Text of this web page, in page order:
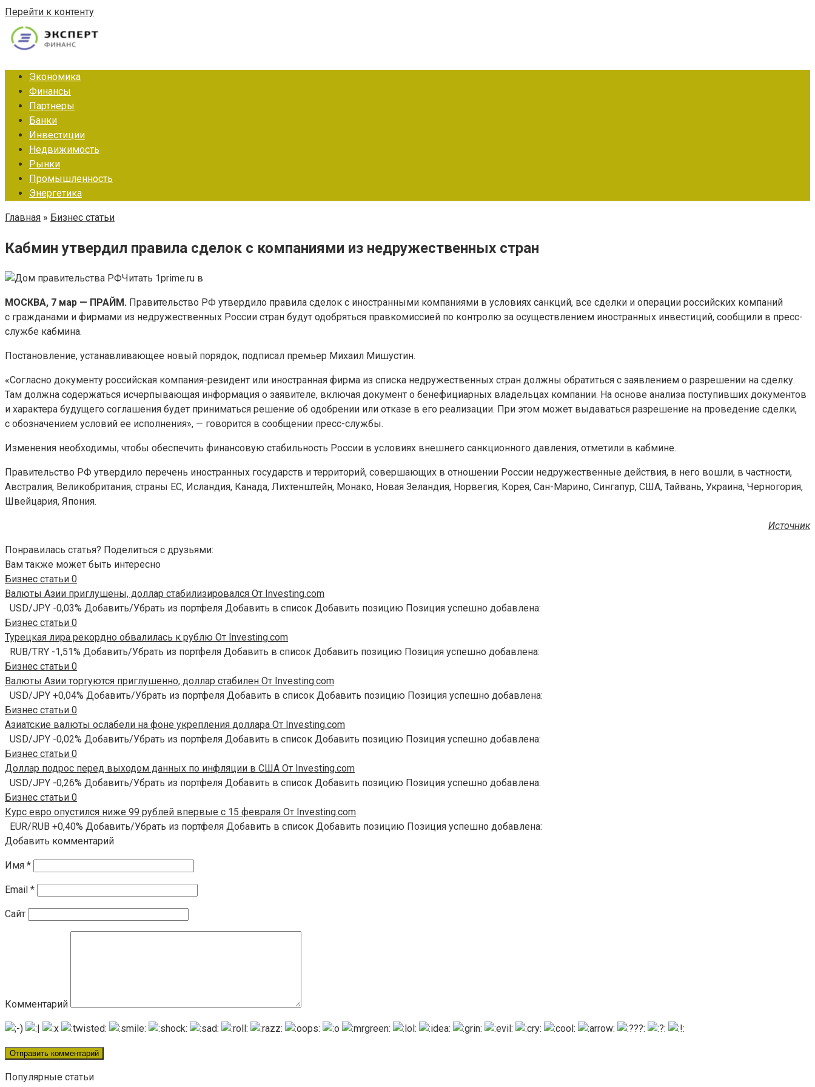
Перейти к контенту
Экономика
Финансы
Партнеры
Банки
Инвестиции
Недвижимость
Рынки
Промышленность
Энергетика
Главная » Бизнес статьи
Кабмин утвердил правила сделок с компаниями из недружественных стран
Читать 1prime.ru в
МОСКВА, 7 мар — ПРАЙМ. Правительство РФ утвердило правила сделок с иностранными компаниями в условиях санкций, все сделки и операции российских компаний
с гражданами и фирмами из недружественных России стран будут одобряться правкомиссией по контролю за осуществлением иностранных инвестиций, сообщили в пресс-
службе кабмина.
Постановление, устанавливающее новый порядок, подписал премьер Михаил Мишустин.
«Согласно документу российская компания-резидент или иностранная фирма из списка недружественных стран должны обратиться с заявлением о разрешении на сделку.
Там должна содержаться исчерпывающая информация о заявителе, включая документ о бенефициарных владельцах компании. На основе анализа поступивших документов
и характера будущего соглашения будет приниматься решение об одобрении или отказе в его реализации. При этом может выдаваться разрешение на проведение сделки,
с обозначением условий ее исполнения», — говорится в сообщении пресс-службы.
Изменения необходимы, чтобы обеспечить финансовую стабильность России в условиях внешнего санкционного давления, отметили в кабмине.
Правительство РФ утвердило перечень иностранных государств и территорий, совершающих в отношении России недружественные действия, в него вошли, в частности,
Австралия, Великобритания, страны ЕС, Исландия, Канада, Лихтенштейн, Монако, Новая Зеландия, Норвегия, Корея, Сан-Марино, Сингапур, США, Тайвань, Украина, Черногория,
Швейцария, Япония.
Источник
Понравилась статья? Поделиться с друзьями:
Вам также может быть интересно
Бизнес статьи 0
Валюты Азии приглушены, доллар стабилизировался От Investing.com
USD/JPY -0,03% Добавить/Убрать из портфеля Добавить в список Добавить позицию Позиция успешно добавлена:
Бизнес статьи 0
Турецкая лира рекордно обвалилась к рублю От Investing.com
RUB/TRY -1,51% Добавить/Убрать из портфеля Добавить в список Добавить позицию Позиция успешно добавлена:
Бизнес статьи 0
Валюты Азии торгуются приглушенно, доллар стабилен От Investing.com
USD/JPY +0,04% Добавить/Убрать из портфеля Добавить в список Добавить позицию Позиция успешно добавлена:
Бизнес статьи 0
Азиатские валюты ослабели на фоне укрепления доллара От Investing.com
USD/JPY -0,02% Добавить/Убрать из портфеля Добавить в список Добавить позицию Позиция успешно добавлена:
Бизнес статьи 0
Доллар подрос перед выходом данных по инфляции в США От Investing.com
USD/JPY -0,26% Добавить/Убрать из портфеля Добавить в список Добавить позицию Позиция успешно добавлена:
Бизнес статьи 0
Курс евро опустился ниже 99 рублей впервые с 15 февраля От Investing.com
EUR/RUB +0,40% Добавить/Убрать из портфеля Добавить в список Добавить позицию Позиция успешно добавлена:
Добавить комментарий
Имя *
Email *
Сайт
Комментарий
Популярные статьи